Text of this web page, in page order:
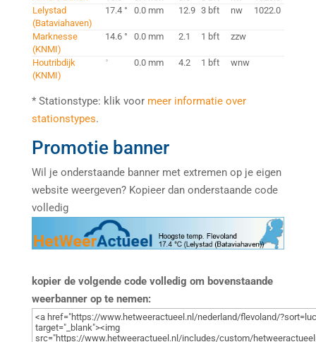
Lelystad
(Bataviahaven)
17.4 ° 0.0 mm 12.9 3 bft nw 1022.0
Marknesse
(KNMI)
14.6 ° 0.0 mm 2.1 1 bft zzw
Houtribdijk
(KNMI)
° 0.0 mm 4.2 1 bft wnw
* Stationstype: klik voor meer informatie over
stationstypes.
Promotie banner
Wil je onderstaande banner met extremen op je eigen
website weergeven? Kopieer dan onderstaande code
volledig
kopier de volgende code volledig om bovenstaande
weerbanner op te nemen: